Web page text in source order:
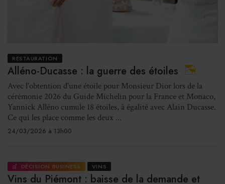
RESTAURATION
Alléno-Ducasse : la guerre des étoiles
Avec l'obtention d'une étoile pour Monsieur Dior lors de la
cérémonie 2026 du Guide Michelin pour la France et Monaco,
Yannick Alléno cumule 18 étoiles, à égalité avec Alain Ducasse.
Ce qui les place comme les deux ...
24/03/2026 à 13h00
DÉCISION BUSINESS VINS
Vins du Piémont : baisse de la demande et